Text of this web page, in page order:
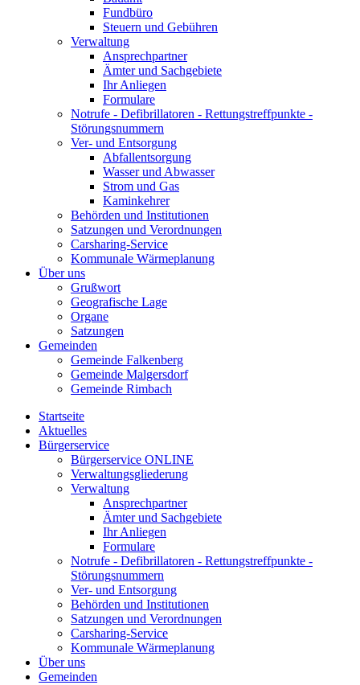
Fundbüro
Steuern und Gebühren
Verwaltung
Ansprechpartner
Ämter und Sachgebiete
Ihr Anliegen
Formulare
Notrufe - Defibrillatoren - Rettungstreffpunkte -
Störungsnummern
Ver- und Entsorgung
Abfallentsorgung
Wasser und Abwasser
Strom und Gas
Kaminkehrer
Behörden und Institutionen
Satzungen und Verordnungen
Carsharing-Service
Kommunale Wärmeplanung
Über uns
Grußwort
Geografische Lage
Organe
Satzungen
Gemeinden
Gemeinde Falkenberg
Gemeinde Malgersdorf
Gemeinde Rimbach
Startseite
Aktuelles
Bürgerservice
Bürgerservice ONLINE
Verwaltungsgliederung
Verwaltung
Ansprechpartner
Ämter und Sachgebiete
Ihr Anliegen
Formulare
Notrufe - Defibrillatoren - Rettungstreffpunkte -
Störungsnummern
Ver- und Entsorgung
Behörden und Institutionen
Satzungen und Verordnungen
Carsharing-Service
Kommunale Wärmeplanung
Über uns
Gemeinden